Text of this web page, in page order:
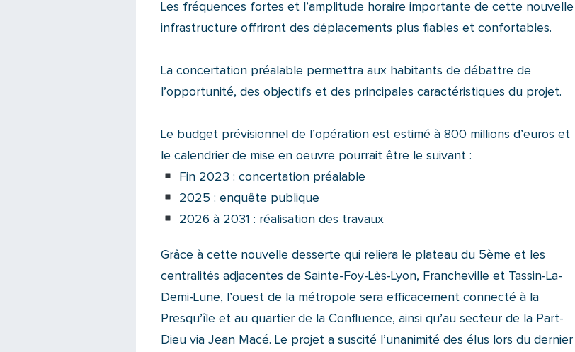
Les fréquences fortes et l’amplitude horaire importante de cette nouvelle
infrastructure offriront des déplacements plus fiables et confortables.
La concertation préalable permettra aux habitants de débattre de
l’opportunité, des objectifs et des principales caractéristiques du projet.
Le budget prévisionnel de l’opération est estimé à 800 millions d’euros et
le calendrier de mise en oeuvre pourrait être le suivant :
Fin 2023 : concertation préalable
2025 : enquête publique
2026 à 2031 : réalisation des travaux
Grâce à cette nouvelle desserte qui reliera le plateau du 5ème et les
centralités adjacentes de Sainte-Foy-Lès-Lyon, Francheville et Tassin-La-
Demi-Lune, l’ouest de la métropole sera efficacement connecté à la
Presqu’île et au quartier de la Confluence, ainsi qu’au secteur de la Part-
Dieu via Jean Macé. Le projet a suscité l’unanimité des élus lors du dernier